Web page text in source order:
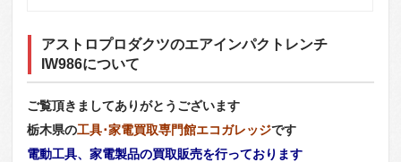
アストロプロダクツのエアインパクトレンチ
IW986について
ご覧頂きましてありがとうございます
栃木県の工具･家電買取専門館エコガレッジです
電動工具、家電製品の買取販売を行っております